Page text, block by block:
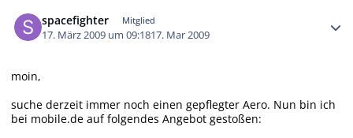
spacefighter Mitglied
17. März 2009 um 09:1817. Mar 2009
moin,
suche derzeit immer noch einen gepflegter Aero. Nun bin ich
bei mobile.de auf folgendes Angebot gestoßen: